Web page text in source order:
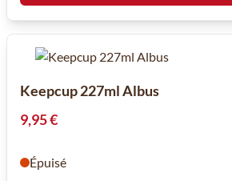
Keepcup 227ml Albus
9,95 €
Épuisé